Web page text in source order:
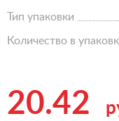
Тип упаковки
Количество в
20.42